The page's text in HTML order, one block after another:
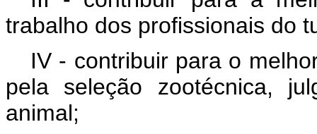
trabalho dos profissionais do
IV - contribuir para o
pela seleção zootécnica,
animal;